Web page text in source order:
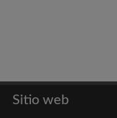
Sitio web